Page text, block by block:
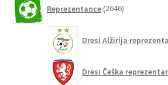
Reprezentance 2646izdelkov
Dresi Alžirija
Dresi Češka